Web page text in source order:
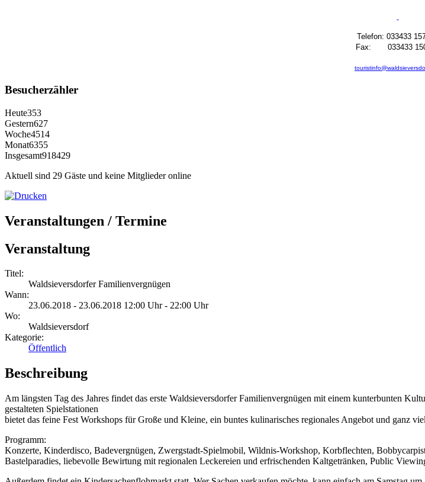
Telefon: 033433
Fax: 033433
Besucherzähler
Heute353
Gestern627
Woche4514
Monat6355
Insgesamt918429
Aktuell sind 29 Gäste und keine Mitglieder online
Veranstaltungen / Termine
Veranstaltung
Titel:
Waldsieversdorfer Familienvergnügen
Wann:
23.06.2018 - 23.06.2018 12:00 Uhr - 22:00 Uhr
Wo:
Waldsieversdorf
Kategorie:
Öffentlich
Beschreibung
Am längsten Tag des Jahres findet das erste Waldsieversdorfer Familienvergnügen mit einem kunterbunten
gestalteten Spielstationen
bietet das feine Fest Workshops für Große und Kleine, ein buntes kulinarisches regionales Angebot und ganz
Programm:
Konzerte, Kinderdisco, Badevergnügen, Zwergstadt-Spielmobil, Wildnis-Workshop, Korbflechten,
Bastelparadies, liebevolle Bewirtung mit regionalen Leckereien und erfrischenden Kaltgetränken, Public